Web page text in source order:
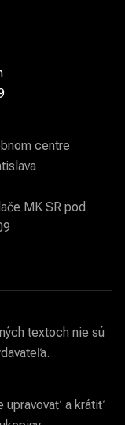
centre
MK SR pod
textoch nie sú
upravovať a krátiť